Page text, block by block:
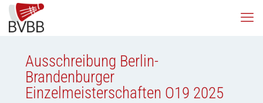
Ausschreibung Berlin-
Brandenburger
Einzelmeisterschaften O19 2025